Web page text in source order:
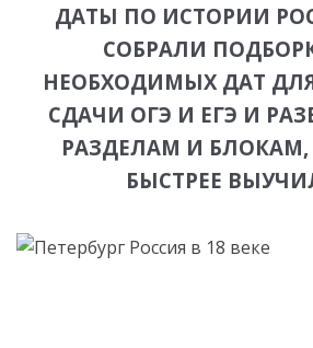
ДАТЫ ПО ИСТОРИИ
СОБРАЛИ
НЕОБХОДИМЫХ ДАТ
СДАЧИ ОГЭ И ЕГЭ И
РАЗДЕЛАМ И
БЫСТРЕЕ